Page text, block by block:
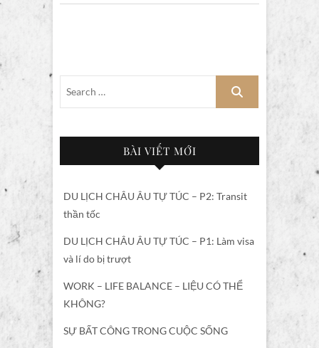
BÀI VIẾT MỚI
DU LỊCH CHÂU ÂU TỰ TÚC – P2: Transit
thần tốc
DU LỊCH CHÂU ÂU TỰ TÚC – P1: Làm visa
và lí do bị trượt
WORK – LIFE BALANCE – LIỆU CÓ THỂ
KHÔNG?
SỰ BẤT CÔNG TRONG CUỘC SỐNG